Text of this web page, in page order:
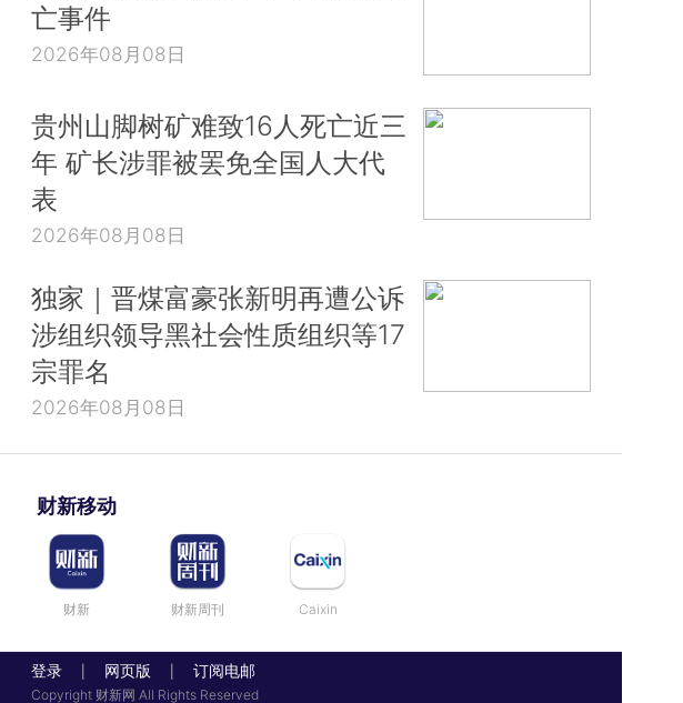
亡事件
2026年08月08日
贵州山脚树矿难致16人死亡近三
年 矿长涉罪被罢免全国人大代
表
2026年08月08日
独家｜晋煤富豪张新明再遭公诉
涉组织领导黑社会性质组织等17
宗罪名
2026年08月08日
财新移动
财新 财新周刊 Caixin
登录 网页版 订阅电邮
Copyright 财新网 All Rights Reserved